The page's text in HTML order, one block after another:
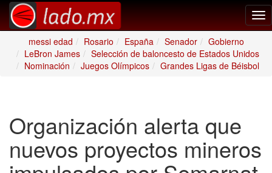
messi edad
Rosario España Senador
Gobierno
LeBron James
Selección de baloncesto de Estados Unidos
Nominación
Juegos Olímpicos Grandes Ligas de Béisbol
Organización alerta que
nuevos proyectos mineros